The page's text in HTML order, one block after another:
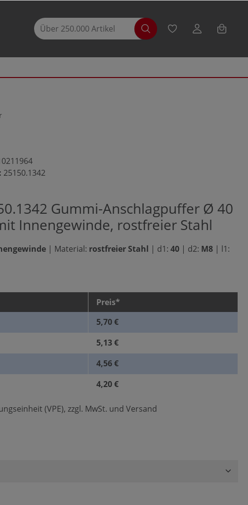
25150.1342
Gummi-Anschlagpuffer Ø 40
Innengewinde, rostfreier Stahl
| Material: rostfreier Stahl | d1: 40 | d2: M8 | l1:
Preis*
5,70 €
5,13 €
4,56 €
4,20 €
(VPE), zzgl. MwSt. und Versand